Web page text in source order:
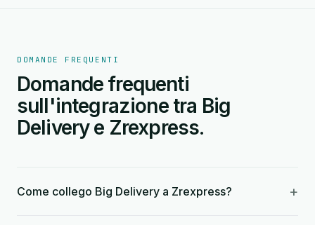
DOMANDE FREQUENTI
Domande frequenti
sull'integrazione tra Big
Delivery e Zrexpress.
Come collego Big Delivery a Zrexpress? +